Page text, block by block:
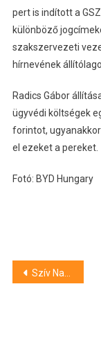
pert is indított a
különböző
szakszervezeti
hírnevének
Radics Gábor
ügyvédi költségek
forintot,
el ezeket a pereket.
Fotó: BYD Hungary
Bejegyzés
Szív Napja Szeged – egy igazán szerethető programmal várja a családokat a Petőfi-telepi Művelődési Ház